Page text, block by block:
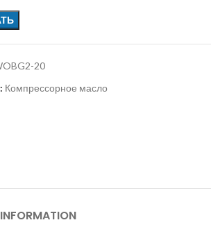
20
Компрессорное масло